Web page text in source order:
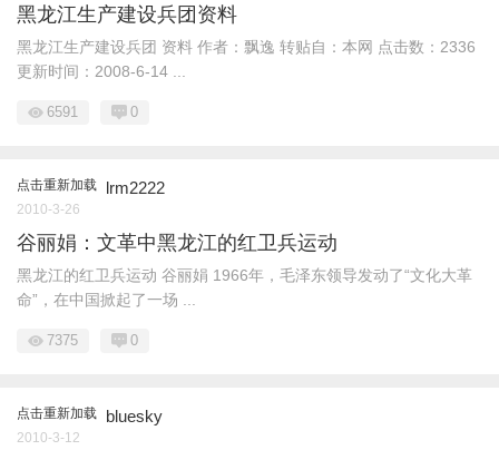
黑龙江生产建设兵团资料
黑龙江生产建设兵团 资料 作者：飘逸 转贴自：本网 点击数：2336
更新时间：2008-6-14 ...
6591 0
点击重新加载 lrm2222
2010-3-26
谷丽娟：文革中黑龙江的红卫兵运动
黑龙江的红卫兵运动 谷丽娟 1966年，毛泽东领导发动了“文化大革
命”，在中国掀起了一场 ...
7375 0
点击重新加载 bluesky
2010-3-12